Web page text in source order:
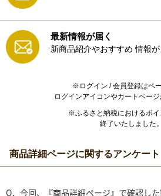
最新情報が届く
新商品紹介やおすすめ 情報が
※ログイン / 会員登録はペ
ログインアイコンやカートページ
※ふるさと納税におけるポイ
終了いたしました。
商品詳細ページに関するアンケート